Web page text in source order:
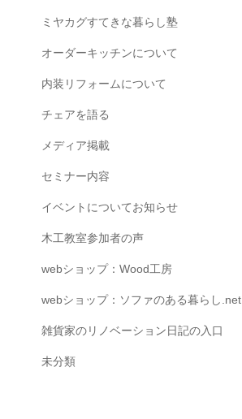
ミヤカグすてきな暮らし塾
オーダーキッチンについて
内装リフォームについて
チェアを語る
メディア掲載
セミナー内容
イベントについてお知らせ
木工教室参加者の声
webショップ：Wood工房
webショップ：ソファのある暮らし.net
雑貨家のリノベーション日記の入口
未分類